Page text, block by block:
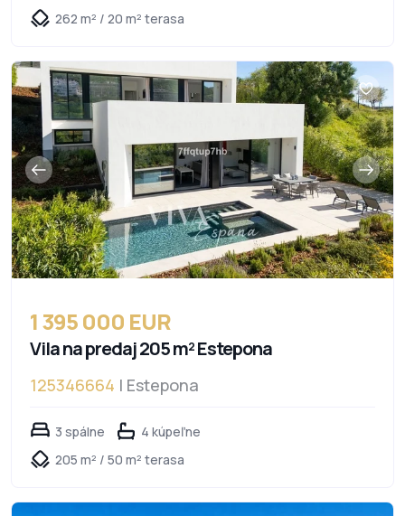
262 m² / 20 m² terasa
1 395 000 EUR
Vila na predaj 205 m² Estepona
125346664 | Estepona
3 spálne
4 kúpeľne
205 m² / 50 m² terasa